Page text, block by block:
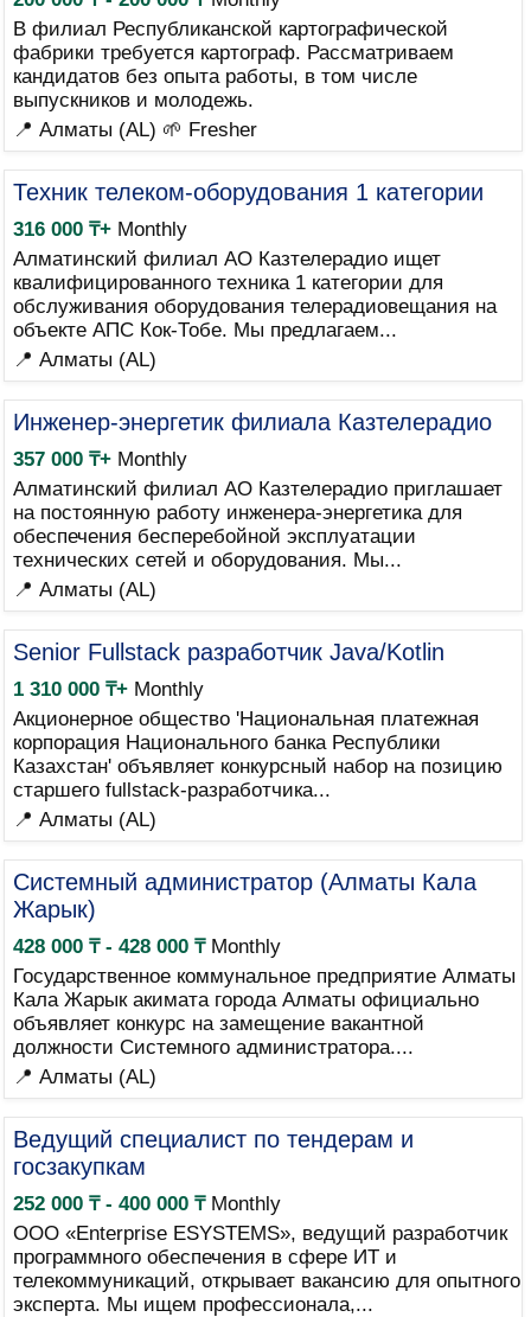
В филиал Республиканской картографической
фабрики требуется картограф. Рассматриваем
кандидатов без опыта работы, в том числе
выпускников и молодежь.
📍 Алматы (AL) 🌱 Fresher
Техник телеком-оборудования 1 категории
316 000 ₸+Monthly
Алматинский филиал АО Казтелерадио ищет
квалифицированного техника 1 категории для
обслуживания оборудования телерадиовещания на
объекте АПС Кок-Тобе. Мы предлагаем...
📍 Алматы (AL)
Инженер-энергетик филиала Казтелерадио
357 000 ₸+Monthly
Алматинский филиал АО Казтелерадио приглашает
на постоянную работу инженера-энергетика для
обеспечения бесперебойной эксплуатации
технических сетей и оборудования. Мы...
📍 Алматы (AL)
Senior Fullstack разработчик Java/Kotlin
1 310 000 ₸+Monthly
Акционерное общество 'Национальная платежная
корпорация Национального банка Республики
Казахстан' объявляет конкурсный набор на позицию
старшего fullstack-разработчика...
📍 Алматы (AL)
Системный администратор (Алматы Кала
Жарык)
428 000 ₸ - 428 000 ₸Monthly
Государственное коммунальное предприятие Алматы
Кала Жарык акимата города Алматы официально
объявляет конкурс на замещение вакантной
должности Системного администратора....
📍 Алматы (AL)
Ведущий специалист по тендерам и
госзакупкам
252 000 ₸ - 400 000 ₸Monthly
ООО «Enterprise ESYSTEMS», ведущий разработчик
программного обеспечения в сфере ИТ и
телекоммуникаций, открывает вакансию для опытного
эксперта. Мы ищем профессионала,...